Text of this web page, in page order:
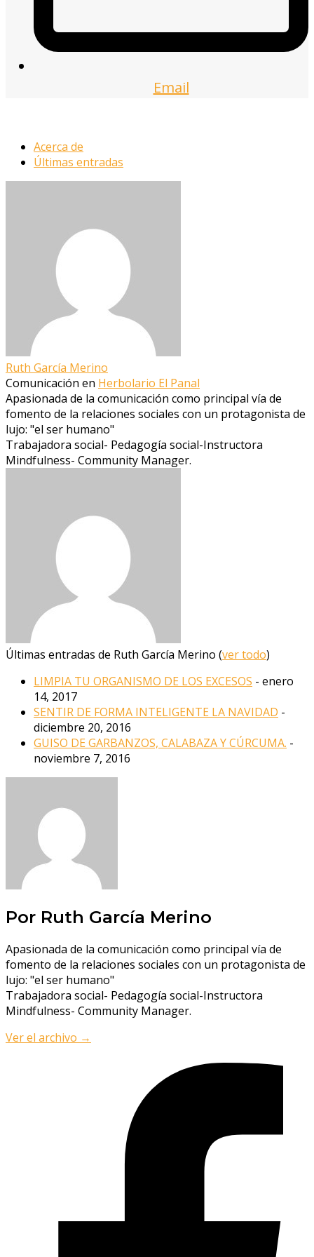
Email
Acerca de
Últimas entradas
Ruth García Merino
Comunicación en Herbolario El Panal
Apasionada de la comunicación como principal vía de
fomento de la relaciones sociales con un protagonista de
lujo: "el ser humano"
Trabajadora social- Pedagogía social-Instructora
Mindfulness- Community Manager.
Últimas entradas de Ruth García Merino (ver todo)
LIMPIA TU ORGANISMO DE LOS EXCESOS - enero
14, 2017
SENTIR DE FORMA INTELIGENTE LA NAVIDAD -
diciembre 20, 2016
GUISO DE GARBANZOS, CALABAZA Y CÚRCUMA. -
noviembre 7, 2016
Por Ruth García Merino
Apasionada de la comunicación como principal vía de
fomento de la relaciones sociales con un protagonista de
lujo: "el ser humano"
Trabajadora social- Pedagogía social-Instructora
Mindfulness- Community Manager.
Ver el archivo →